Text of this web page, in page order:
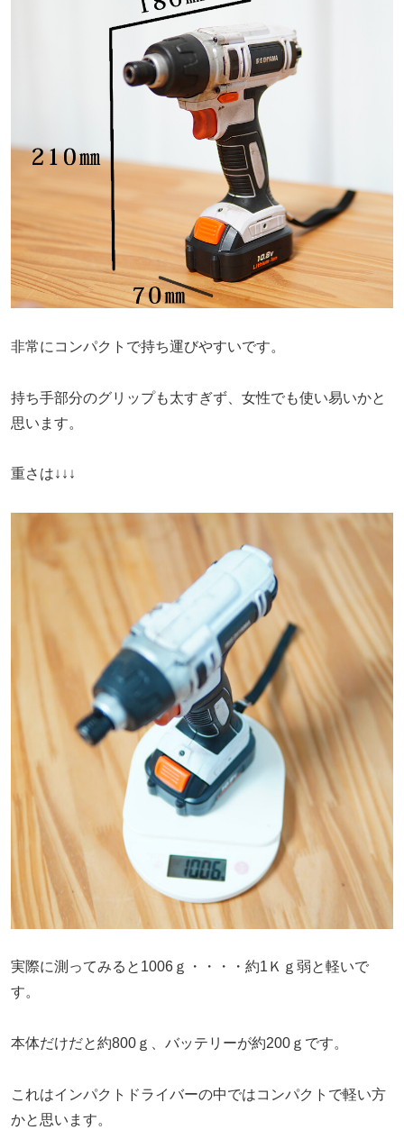
非常にコンパクトで持ち運びやすいです。
持ち手部分のグリップも太すぎず、女性でも使い易いかと
思います。
重さは↓↓↓
実際に測ってみると1006ｇ・・・・約1Ｋｇ弱と軽いで
す。
本体だけだと約800ｇ、バッテリーが約200ｇです。
これはインパクトドライバーの中ではコンパクトで軽い方
かと思います。